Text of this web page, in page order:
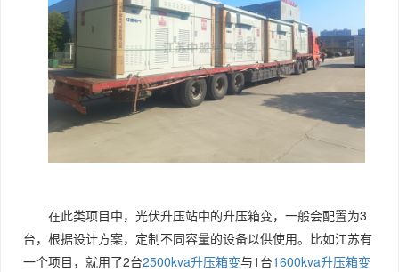
在此类项目中，光伏升压站中的升压箱变，一般会配置为3
台，根据设计方案，定制不同容量的设备以供使用。比如江苏有
一个项目，就用了2台2500kva升压箱变与1台1600kva升压箱变